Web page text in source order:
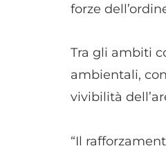
forze
Tra gli ambiti
ambientali,
vivibilità
“Il